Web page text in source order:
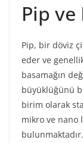
Pip ve
Pip, bir döviz
eder ve
basamağın
büyüklüğünü
birim olarak
mikro ve nano